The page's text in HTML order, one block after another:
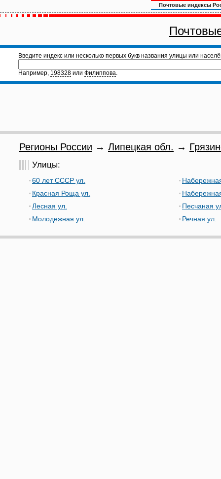
Почтовые индексы
Введите индекс или несколько первых букв названия улицы или
Например, 198328 или Филиппова.
Регионы России → Липецкая обл. →
Улицы:
60 лет СССР ул.
Красная Роща ул.
Лесная ул.
Молодежная ул.
Песчаная
Речная ул.